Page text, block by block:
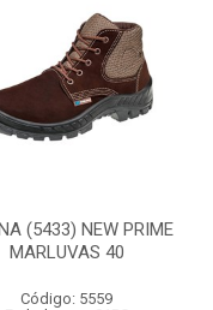
(5433) NEW PRIME
MARLUVAS 40
Código: 5559